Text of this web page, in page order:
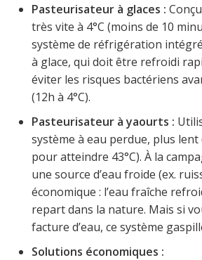
Pasteurisateur à glaces :
très vite à 4°C (moins de 10
système de réfrigération
à glace, qui doit être refroidi
éviter les risques bactériens
(12h à 4°C).
Pasteurisateur à yaourts :
système à eau perdue, plus
pour atteindre 43°C). À la
une source d’eau froide (ex.
économique : l’eau fraîche
repart dans la nature. Mais si
facture d’eau, ce système
Solutions économiques :